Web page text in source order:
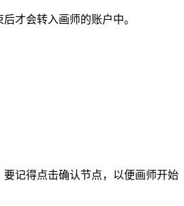
才会转入画师的账户中。
记得点击确认节点，以便画师开始